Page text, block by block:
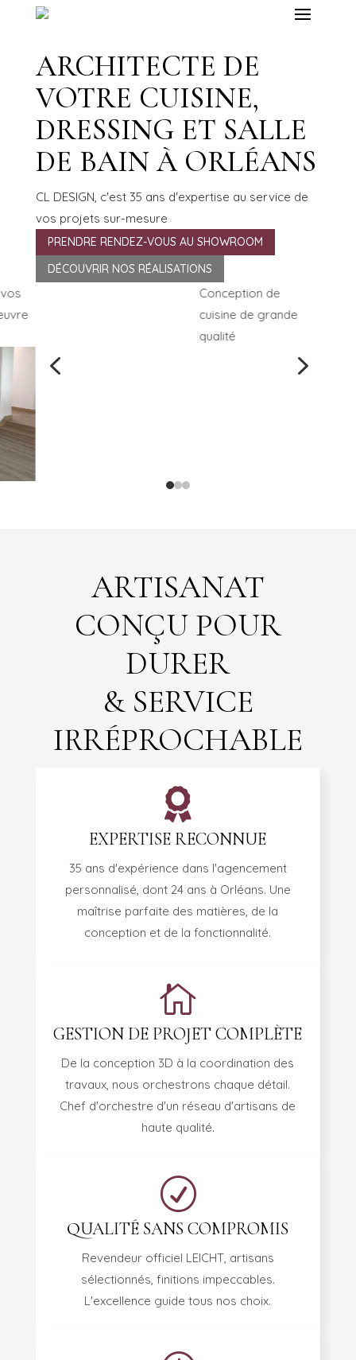
ARCHITECTE DE
VOTRE CUISINE,
DRESSING ET SALLE
DE BAIN À ORLÉANS
CL DESIGN, c'est 35 ans d'expertise au service de
vos projets sur-mesure
PRENDRE RENDEZ-VOUS AU SHOWROOM
DÉCOUVRIR NOS RÉALISATIONS
Conception de
cuisine de grande
qualité
4 5
ARTISANAT
CONÇU POUR
DURER
& SERVICE
IRRÉPROCHABLE

EXPERTISE RECONNUE
35 ans d'expérience dans l'agencement
personnalisé, dont 24 ans à Orléans. Une
maîtrise parfaite des matières, de la
conception et de la fonctionnalité.

GESTION DE PROJET COMPLÈTE
De la conception 3D à la coordination des
travaux, nous orchestrons chaque détail.
Chef d'orchestre d'un réseau d'artisans de
haute qualité.
R
QUALITÉ SANS COMPROMIS
Revendeur officiel LEICHT, artisans
sélectionnés, finitions impeccables.
L'excellence guide tous nos choix.